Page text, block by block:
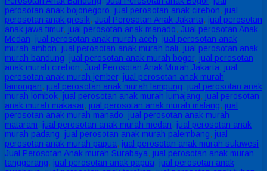
perosotan anak bojonegoro, jual perosotan anak cirebon, jual
perosotan anak gresik, Jual Perosotan Anak Jakarta, jual perosotan
anak jawa timur, jual perosotan anak manado, Jual perosotan Anak
Medan, jual perosotan anak murah aceh, jual perosotan anak
murah ambon, jual perosotan anak murah bali, jual perosotan anak
murah bandung, jual perosotan anak murah bogor, jual perosotan
anak murah cirebon, Jual Perosotan Anak Murah Jakarta, jual
perosotan anak murah jember, jual perosotan anak murah
lamongan, jual perosotan anak murah lampung, jual perosotan anak
murah lombok, jual perosotan anak murah lumajang, jual perosotan
anak murah makasar, jual perosotan anak murah malang, jual
perosotan anak murah manado, jual perosotan anak murah
mataram, jual perosotan anak murah medan, jual perosotan anak
murah padang, jual perosotan anak murah palembang, jual
perosotan anak murah papua, jual perosotan anak murah sulawesi,
Jual Perosotan Anak murah Surabaya, jual perosotan anak murah
tanggerang, jual perosotan anak papua, jual perosotan anak